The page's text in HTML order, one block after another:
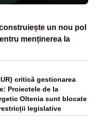
un nou pol
menținerea la
critică gestionarea
Proiectele de la
Oltenia sunt blocate
legislative